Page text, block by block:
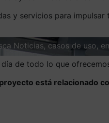
y servicios para impulsar
Noticias, casos de uso,
de todo lo que
está relacionado